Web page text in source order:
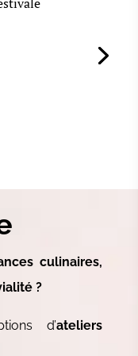
culinaires,
?
d’ateliers